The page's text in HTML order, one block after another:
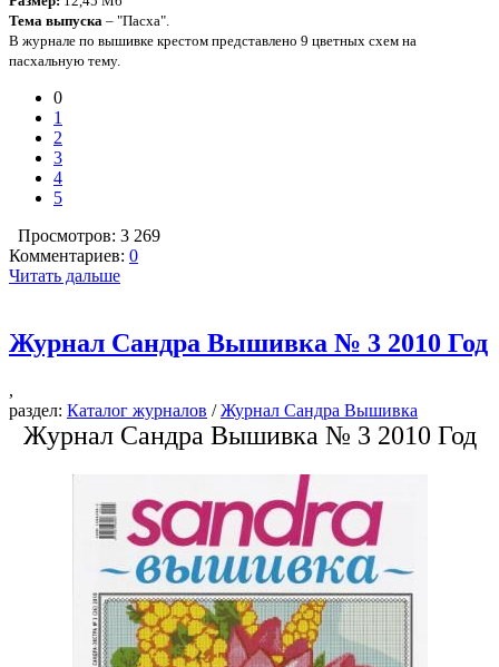
Тема выпуска – "Пасха".
В журнале по вышивке крестом представлено 9 цветных схем на
пасхальную тему.
0
1
2
3
4
5
Просмотров: 3 269
Комментариев: 0
Читать дальше
Журнал Сандра Вышивка № 3 2010 Год
,
раздел: Каталог журналов /Журнал Сандра Вышивка
Журнал Сандра Вышивка № 3 2010 Год